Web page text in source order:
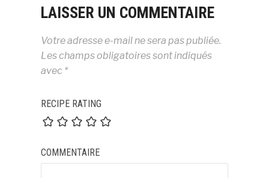
LAISSER UN COMMENTAIRE
Votre adresse e-mail ne sera pas publiée.
Les champs obligatoires sont indiqués
avec *
RECIPE RATING
COMMENTAIRE